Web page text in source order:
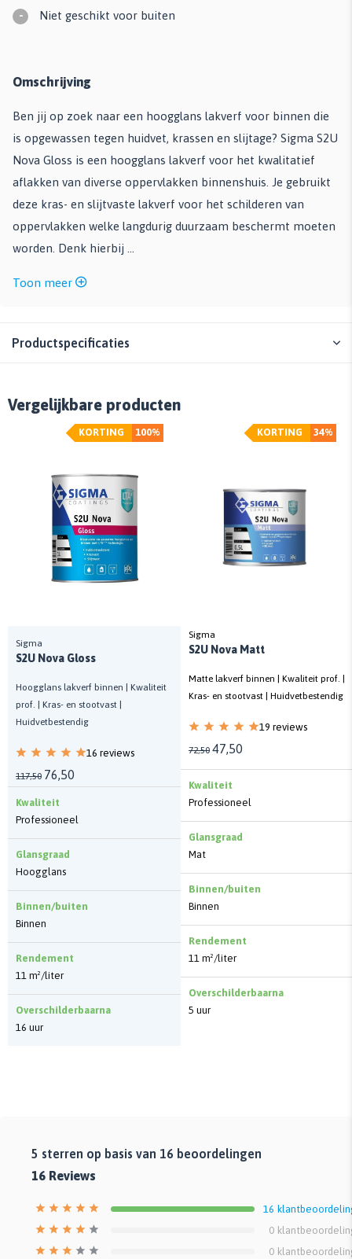
- Niet geschikt voor buiten
Omschrijving
Ben jij op zoek naar een hoogglans lakverf voor binnen die
is opgewassen tegen huidvet, krassen en slijtage? Sigma S2U
Nova Gloss is een hoogglans lakverf voor het kwalitatief
aflakken van diverse oppervlakken binnenshuis. Je gebruikt
deze kras- en slijtvaste lakverf voor het schilderen van
oppervlakken welke langdurig duurzaam beschermt moeten
worden. Denk hierbij ...
Toon meer
Productspecificaties
Vergelijkbare producten
100%
KORTING
Sigma
S2U Nova Gloss
Hoogglans lakverf binnen | Kwaliteit
prof. | Kras- en stootvast |
Huidvetbestendig
16 reviews
117,50 76,50
Kwaliteit
Professioneel
Glansgraad
Hoogglans
Binnen/buiten
Binnen
Rendement
11 m²/liter
Overschilderbaarna
16 uur
34%
KORTING
Sigma
S2U Nova Matt
Matte lakverf binnen | Kwaliteit prof. |
Kras- en stootvast | Huidvetbestendig
19 reviews
72,50 47,50
Kwaliteit
Professioneel
Glansgraad
Mat
Binnen/buiten
Binnen
Rendement
11 m²/liter
Overschilderbaarna
5 uur
5 sterren op basis van 16 beoordelingen
16 Reviews
16
0
0